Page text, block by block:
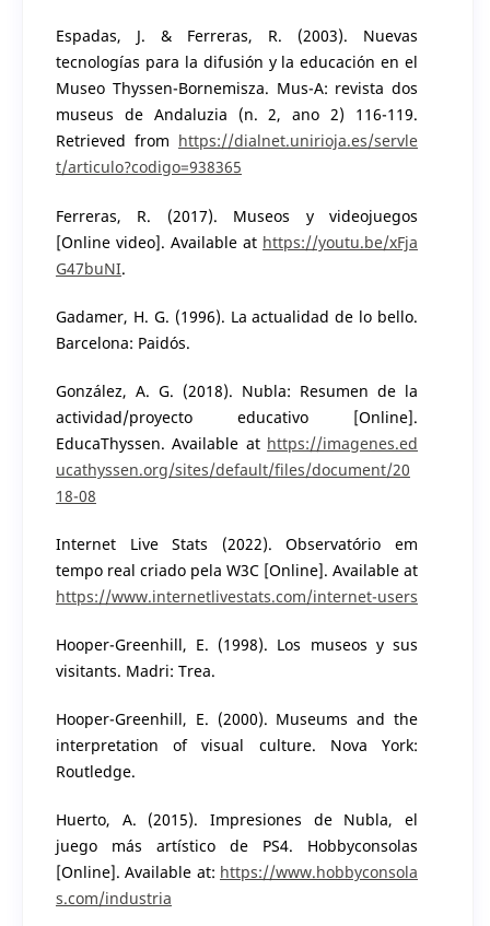
Espadas, J. & Ferreras, R. (2003). Nuevas
tecnologías para la difusión y la educación en el
Museo Thyssen-Bornemisza. Mus-A: revista dos
museus de Andaluzia (n. 2, ano 2) 116-119.
Retrieved from https://dialnet.unirioja.es/servle
t/articulo?codigo=938365
Ferreras, R. (2017). Museos y videojuegos
[Online video]. Available at https://youtu.be/xFja
G47buNI.
Gadamer, H. G. (1996). La actualidad de lo bello.
Barcelona: Paidós.
González, A. G. (2018). Nubla: Resumen de la
actividad/proyecto educativo [Online].
EducaThyssen. Available at https://imagenes.ed
ucathyssen.org/sites/default/files/document/20
18-08
Internet Live Stats (2022). Observatório em
tempo real criado pela W3C [Online]. Available at
https://www.internetlivestats.com/internet-users
Hooper-Greenhill, E. (1998). Los museos y sus
visitants. Madri: Trea.
Hooper-Greenhill, E. (2000). Museums and the
interpretation of visual culture. Nova York:
Routledge.
Huerto, A. (2015). Impresiones de Nubla, el
juego más artístico de PS4. Hobbyconsolas
[Online]. Available at: https://www.hobbyconsola
s.com/industria